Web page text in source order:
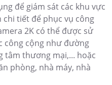
để giám sát các khu vực
tiết để phục vụ công
2K có thể được sử
công cộng như đường
tâm thương mại,... hoặc
phòng, nhà máy, nhà